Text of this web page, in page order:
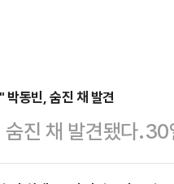
박동빈, 숨진 채 발견
숨진 채 발견됐다
시의 상가 내 식당